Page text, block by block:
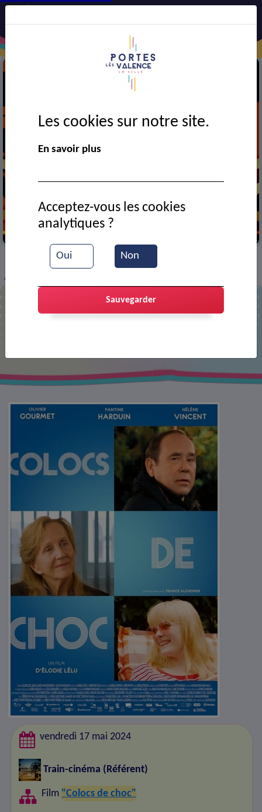
VIE MUNICIPALE > Ressources documentaires
Affiche : Colocs de choc
vendredi 17 mai 2024
Train-cinéma (Référent)
Film "Colocs de choc"
Les cookies sur notre site.
En savoir plus
Oui Non
Acceptez-vous les cookies
analytiques ?
Sauvegarder